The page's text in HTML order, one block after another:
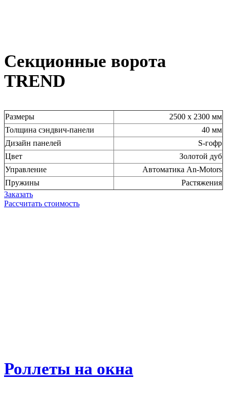
Секционные ворота
TREND
Размеры
2500 х 2300 мм
Толщина сэндвич-панели
40 мм
Дизайн панелей
S-гофр
Цвет
Золотой дуб
Управление
Автоматика An-Motors
Пружины
Растяжения
Заказать
Рассчитать стоимость
Роллеты на окна